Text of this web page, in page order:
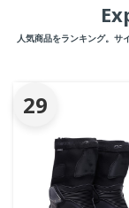
人気商品をランキング。サ
29